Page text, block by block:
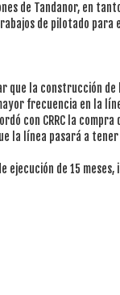
de Tandanor, en
de pilotado
que la construcción
frecuencia en la
con CRRC la
la línea pasará a
ejecución de 15